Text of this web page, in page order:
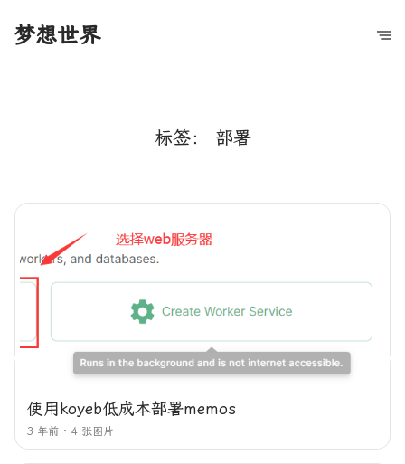
梦想世界
标签： 部署
使用koyeb低成本部署memos
3 年前 4 张图片